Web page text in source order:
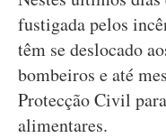
fustigada pelos
têm se deslocado
bombeiros e até
Protecção Civil
alimentares.